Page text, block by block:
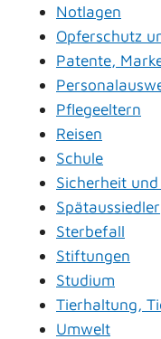
Notlagen
Opferschutz
Patente,
Pflegeeltern
Reisen
Schule
Sicherheit
Spätaussiedler
Sterbefall
Stiftungen
Studium
Tierhaltung,
Umwelt